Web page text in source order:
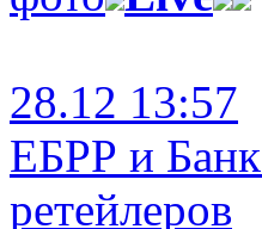
28.12 13:57
ЕБРР и
ретейлеров